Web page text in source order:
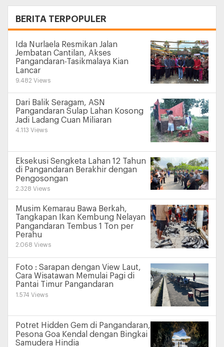
BERITA TERPOPULER
Ida Nurlaela Resmikan Jalan
Jembatan Cantilan, Akses
Pangandaran-Tasikmalaya Kian
Lancar
9.482 Views
Dari Balik Seragam, ASN
Pangandaran Sulap Lahan Kosong
Jadi Ladang Cuan Miliaran
4.113 Views
Eksekusi Sengketa Lahan 12 Tahun
di Pangandaran Berakhir dengan
Pengosongan
2.328 Views
Musim Kemarau Bawa Berkah,
Tangkapan Ikan Kembung Nelayan
Pangandaran Tembus 1 Ton per
Perahu
2.068 Views
Foto : Sarapan dengan View Laut,
Cara Wisatawan Memulai Pagi di
Pantai Timur Pangandaran
1.574 Views
Potret Hidden Gem di Pangandaran,
Pesona Goa Kendal dengan Bingkai
Samudera Hindia